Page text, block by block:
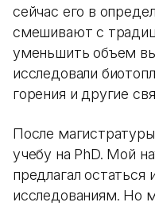
сейчас его в
смешивают с
уменьшить объем
исследовали
горения и другие
После
учебу на PhD. Мой
предлагал
исследованиям. Но